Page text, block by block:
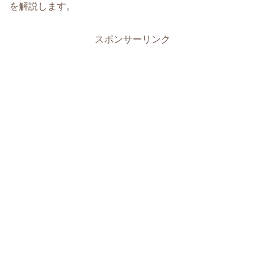
を解説します。
スポンサーリンク